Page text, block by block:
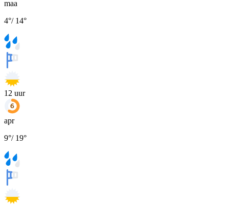
maa
4°/ 14°
12 uur
apr
9°/ 19°